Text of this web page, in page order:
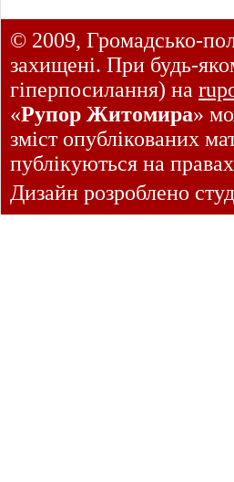
© 2009, Громадсько-
захищені. При будь-
гіперпосилання) на
«Рупор Житомира»
зміст опублікованих
публікуються на
Дизайн розроблено